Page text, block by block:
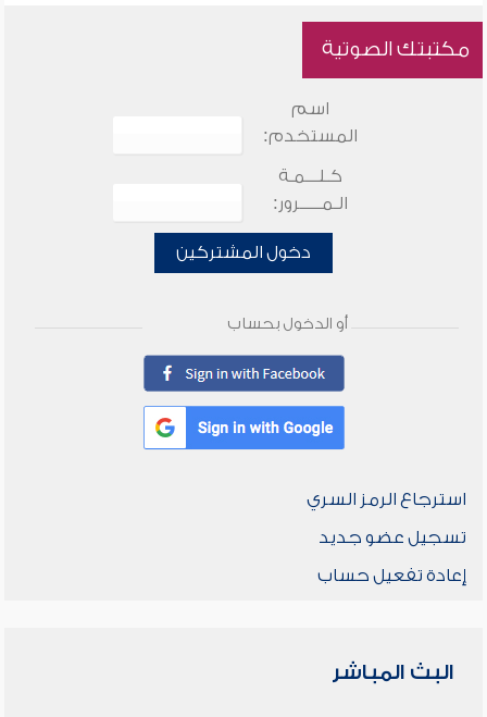
مكتبتك الصوتية
اسم
المستخدم:
كـلـــمـة
الـمـــــرور:
دخول المشتركين
أو الدخول بحساب
استرجاع الرمز السري
تسجيل عضو جديد
إعادة تفعيل حساب
البث المباشر